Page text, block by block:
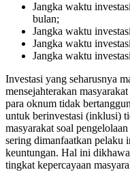
Jangka waktu
bulan;
Jangka waktu
Jangka waktu
Jangka waktu
Investasi yang seharusnya
mensejahterakan
para oknum tidak
untuk berinvestasi (inklusi)
masyarakat soal
sering dimanfaatkan pelaku
keuntungan. Hal ini
tingkat kepercayaan